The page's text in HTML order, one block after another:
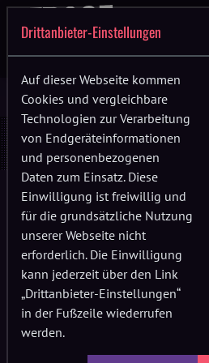
vandeleu
Drittanbieter-Einstellungen
Auf dieser Webseite kommen
Cookies und vergleichbare
Technologien zur Verarbeitung
von Endgeräteinformationen
und personenbezogenen
Daten zum Einsatz. Diese
Einwilligung ist freiwillig und
für die grundsätzliche Nutzung
unserer Webseite nicht
erforderlich. Die Einwilligung
kann jederzeit über den Link
„Drittanbieter-Einstellungen“
in der Fußzeile wiederrufen
werden.